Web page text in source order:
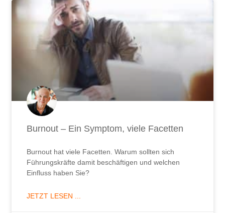
Burnout – Ein Symptom, viele Facetten
Burnout hat viele Facetten. Warum sollten sich
Führungskräfte damit beschäftigen und welchen
Einfluss haben Sie?
JETZT LESEN ...